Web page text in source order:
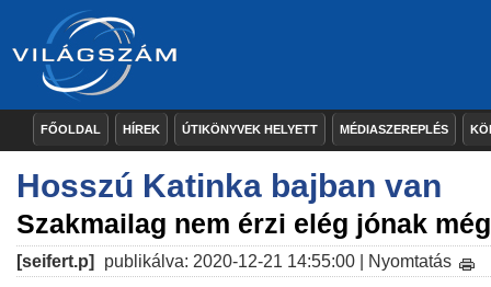
FŐOLDAL HÍREK ÚTIKÖNYVEK HELYETT MÉDIASZEREPLÉS
Hosszú Katinka bajban van
Szakmailag nem érzi elég jónak
[seifert.p] publikálva: 2020-12-21 14:55:00 | Nyomtatás